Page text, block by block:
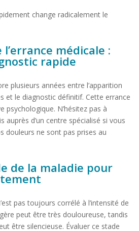
change radicalement le
médicale :
rapide
plusieurs années entre l’apparition
et le diagnostic définitif. Cette errance
psychologique. N’hésitez pas à
auprès d’un centre spécialisé si vous
douleurs ne sont pas prises au
de la maladie pour
pas toujours corrélé à l’intensité de
peut être très douloureuse, tandis
être silencieuse. Évaluer ce stade